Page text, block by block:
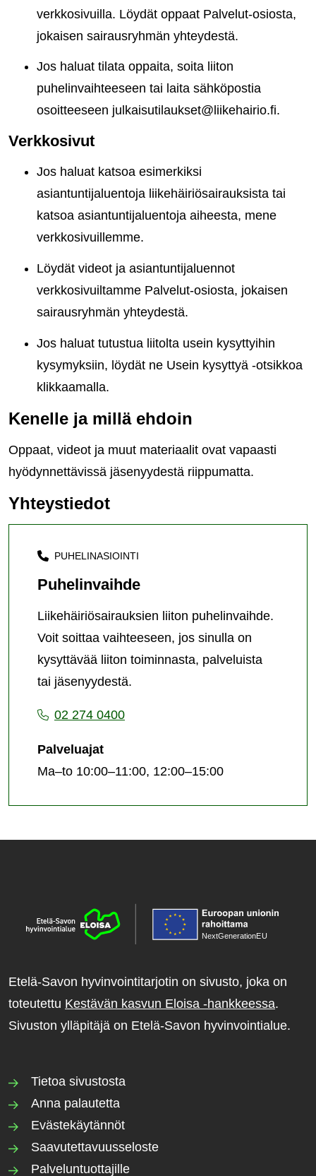
verkkosivuilla. Löydät oppaat Palvelut-osiosta,
jokaisen sairausryhmän yhteydestä.
Jos haluat tilata oppaita, soita liiton
puhelinvaihteeseen tai laita sähköpostia
osoitteeseen julkaisutilaukset@liikehairio.fi.
Verkkosivut
Jos haluat katsoa esimerkiksi
asiantuntijaluentoja liikehäiriösairauksista tai
katsoa asiantuntijaluentoja aiheesta, mene
verkkosivuillemme.
Löydät videot ja asiantuntijaluennot
verkkosivuiltamme Palvelut-osiosta, jokaisen
sairausryhmän yhteydestä.
Jos haluat tutustua liitolta usein kysyttyihin
kysymyksiin, löydät ne Usein kysyttyä -otsikkoa
klikkaamalla.
Kenelle ja millä ehdoin
Oppaat, videot ja muut materiaalit ovat vapaasti
hyödynnettävissä jäsenyydestä riippumatta.
Yhteystiedot
PUHELINASIOINTI
Puhelinvaihde
Liikehäiriösairauksien liiton puhelinvaihde.
Voit soittaa vaihteeseen, jos sinulla on
kysyttävää liiton toiminnasta, palveluista
tai jäsenyydestä.
02 274 0400
Palveluajat
Ma–to 10:00–11:00, 12:00–15:00
NextGenerationEU
Etelä-Savon hyvinvointitarjotin on sivusto, joka on
toteutettu Kestävän kasvun Eloisa -hankkeessa.
Sivuston ylläpitäjä on Etelä-Savon hyvinvointialue.
Tietoa sivustosta
Anna palautetta
Evästekäytännöt
Saavutettavuusseloste
Palveluntuottajille